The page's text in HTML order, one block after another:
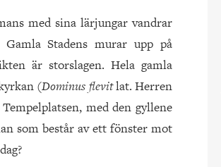
med sina lärjungar vandrar
Stadens murar upp på
är storslagen. Hela gamla
(Dominus flevitlat. Herren
med den gyllene
som består av ett fönster mot